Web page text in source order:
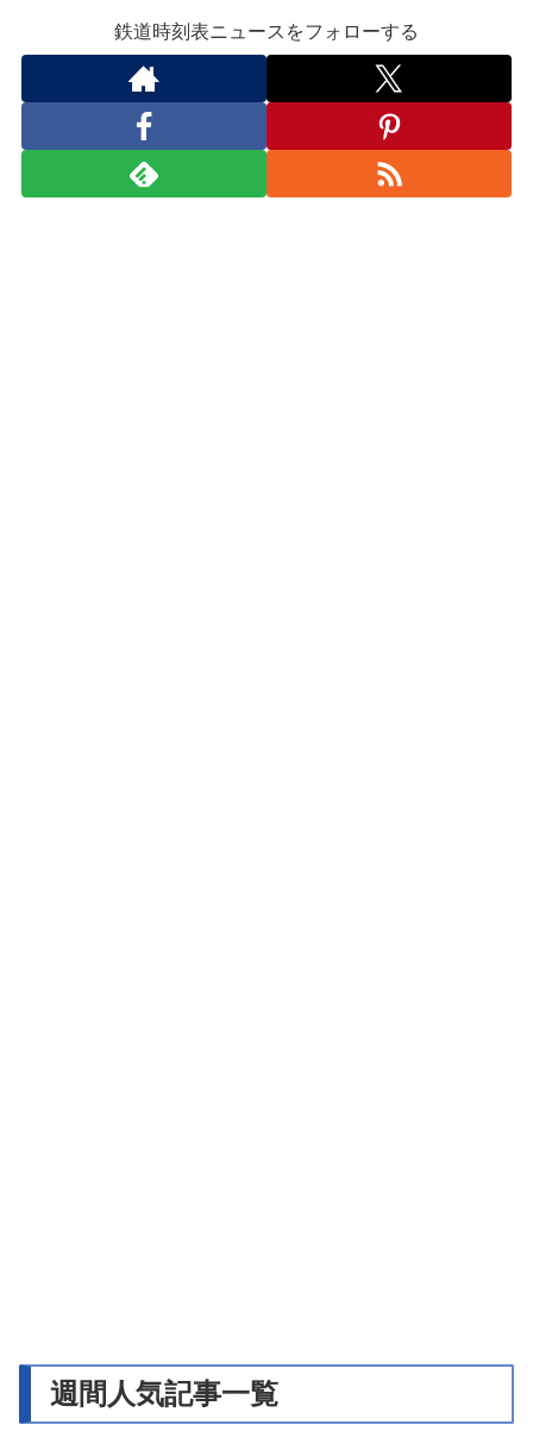
鉄道時刻表ニュースをフォローする
週間人気記事一覧